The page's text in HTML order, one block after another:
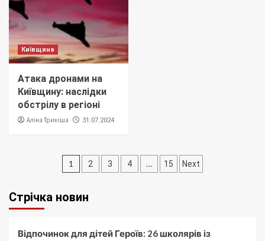
Київщина
Атака дронами на
Київщину: наслідки
обстрілу в регіоні
Аліна Трикіша 31.07.2024
Пагінація
1 2 3 4 … 15 Next
Стрічка новин
Відпочинок для дітей Героїв: 26 школярів із